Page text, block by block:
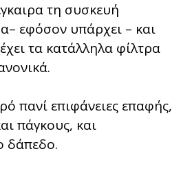
τη συσκευή
εφόσον υπάρχει – και
τα κατάλληλα φίλτρα
πανί επιφάνειες επαφής,
πάγκους, και
δάπεδο.